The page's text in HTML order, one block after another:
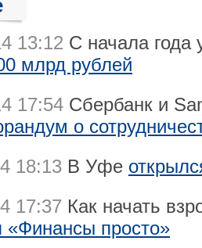
13:12 С начала
млрд рублей
17:54 Сбербанк и
о
18:13 В Уфе
17:37 Как начать
«Финансы просто»